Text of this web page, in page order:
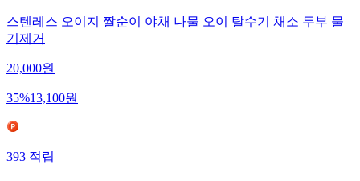
스텐레스 오이지 짤순이 야채 나물 오이 탈수기 채소 두부 물
기제거
20,000원
35%13,100원
393적립